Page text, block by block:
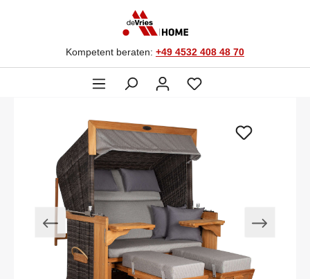
Kompetent beraten: +49 4532 408 48 70